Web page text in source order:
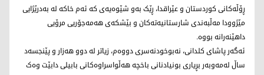
ڕۆڵەکانی کوردستان و عێراقدا، ڕێک بەو شێوەیەی کە ئەم خاکە لە بەدرێژایی
مێژوودا مەڵبەندی شارستانیەتەکان و بێشکەی هەمەجۆریی مرۆیی
داهێنەرانە بووە.
ئەگەر پاشای کلدانی، نەبوخودنەسری دووەم، زیاتر لە دوو هەزار و پێنجسەد
ساڵ لەمەوبەر بڕیاری بونیادنانی باخچە هەڵواسراوەکانی بابیلی دابێت وەک